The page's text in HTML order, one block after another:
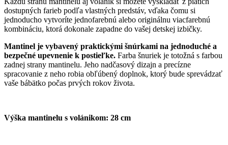
dostupných farieb podľa vlastných predstáv, vďaka čomu si
jednoducho vytvoríte jednofarebnú alebo originálnu viacfarebnú
kombináciu, ktorá dokonale zapadne do vašej detskej izbičky.
Mantinel je vybavený praktickými šnúrkami na jednoduché a
bezpečné upevnenie k postieľke. Farba šnuriek je totožná s farbou
zadnej strany mantinelu. Jeho nadčasový dizajn a precízne
spracovanie z neho robia obľúbený doplnok, ktorý bude sprevádzať
vaše bábätko počas prvých rokov života.
Výška mantinelu s volánikom: 28 cm